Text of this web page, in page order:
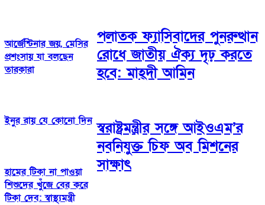
আর্জেন্টিনার জয়, মেসির
প্রশংসায় যা বলছেন
তারকারা
ইনুর রায় যে কোনো দিন
হামের টিকা না পাওয়া
শিশুদের খুঁজে বের করে
টিকা দেব: স্বাস্থ্যমন্ত্রী
পলাতক ফ্যাসিবাদের পুনরুত্থান
রোধে জাতীয় ঐক্য দৃঢ় করতে
হবে: মাহ্দী আমিন
স্বরাষ্ট্রমন্ত্রীর সঙ্গে আইওএম’র
নবনিযুক্ত চিফ অব মিশনের
সাক্ষাৎ